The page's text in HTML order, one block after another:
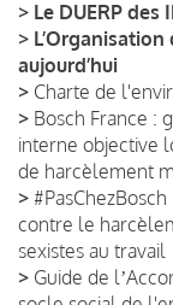
> Le DUERP des
>
aujourd’hui
> Charte de
> Bosch France :
interne objective
de harcèlement
>
contre le
sexistes au travail
> Guide de